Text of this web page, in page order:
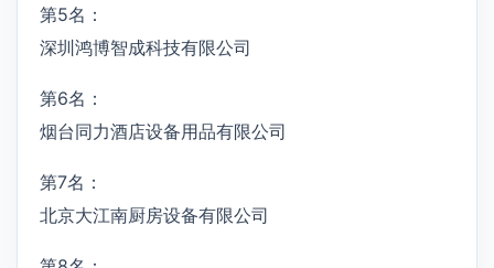
第5名：
深圳鸿博智成科技有限公司
第6名：
烟台同力酒店设备用品有限公司
第7名：
北京大江南厨房设备有限公司